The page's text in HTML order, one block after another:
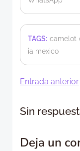
TAGS: camelot
ia mexico
de
Entrada anterior
Sin
Deja un